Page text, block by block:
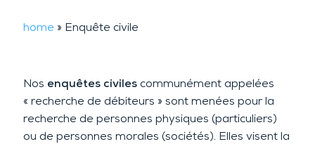
home » Enquête civile
Nos enquêtes civilescommunément appelées
« recherche de débiteurs » sont menées pour la
recherche de personnes physiques (particuliers)
ou de personnes morales (sociétés). Elles visent la